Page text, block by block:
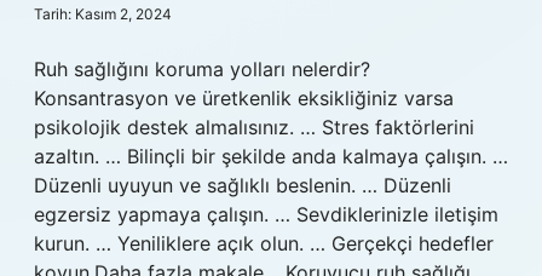
Tarih: Kasım 2, 2024
Ruh sağlığını koruma yolları nelerdir?
Konsantrasyon ve üretkenlik eksikliğiniz varsa
psikolojik destek almalısınız. … Stres faktörlerini
azaltın. … Bilinçli bir şekilde anda kalmaya çalışın. …
Düzenli uyuyun ve sağlıklı beslenin. … Düzenli
egzersiz yapmaya çalışın. … Sevdiklerinizle iletişim
kurun. … Yeniliklere açık olun. … Gerçekçi hedefler